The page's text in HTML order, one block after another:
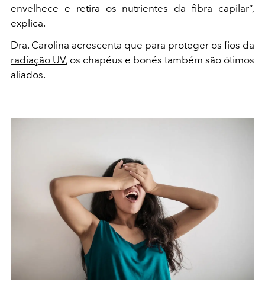
envelhece e retira os nutrientes da fibra capilar”,
explica.
Dra. Carolina acrescenta que para proteger os fios da
radiação UV, os chapéus e bonés também são ótimos
aliados.